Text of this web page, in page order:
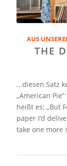
AUS
THE
...diesen Satz
„American
heißt es: „But
paper I‘d
take one more